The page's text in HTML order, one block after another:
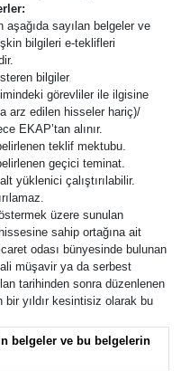
sayılan belgeler ve
bilgileri e-teklifleri
bilgiler
görevliler ile ilgisine
arz edilen hisseler hariç)/
EKAP’tan alınır.
teklif mektubu.
geçici teminat.
yüklenici çalıştırılabilir.
üzere sunulan
sahip ortağına ait
odası bünyesinde bulunan
müşavir ya da serbest
tarihinden sonra düzenlenen
yıldır kesintisiz olarak bu
belgeler ve bu belgelerin